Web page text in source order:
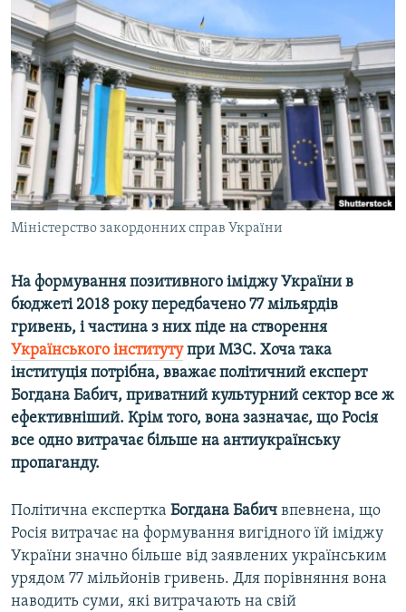
СПЕЦПРОЕКТИ
ДЕПОРТАЦІЯ
ВІДЕОУРОКИ «ELIFBE»
СВІДЧЕННЯ ОКУПАЦІЇ
УКРАЇНСЬКА ПРОБЛЕМА КРИМУ
ІНФОГРАФІКА
ЯК ОБІЙТИ БЛОКУВАННЯ
Русский
Qırımtatar
ДОЛУЧАЙСЯ!
Усі сайти RFE/RL
Міністерство закордонних справ України
На формування позитивного іміджу України в
бюджеті 2018 року передбачено 77 мільярдів
гривень, і частина з них піде на створення
Українського інститутупри МЗС. Хоча така
інституція потрібна, вважає політичний експерт
Богдана Бабич, приватний культурний сектор все ж
ефективніший. Крім того, вона зазначає, що Росія
все одно витрачає більше на антиукраїнську
пропаганду.
Політична експертка Богдана Бабич впевнена, що
Росія витрачає на формування вигідного їй іміджу
України значно більше від заявлених українським
урядом 77 мільйонів гривень. Для порівняння вона
наводить суми, які витрачають на свій